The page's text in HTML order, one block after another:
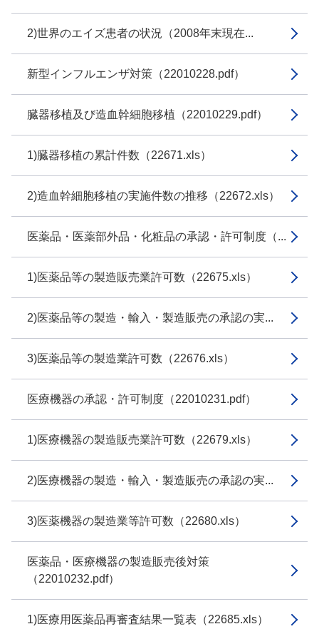
2)世界のエイズ患者の状況（2008年末現在...
新型インフルエンザ対策（22010228.pdf）
臓器移植及び造血幹細胞移植（22010229.pdf）
1)臓器移植の累計件数（22671.xls）
2)造血幹細胞移植の実施件数の推移（22672.xls）
医薬品・医薬部外品・化粧品の承認・許可制度（...
1)医薬品等の製造販売業許可数（22675.xls）
2)医薬品等の製造・輸入・製造販売の承認の実...
3)医薬品等の製造業許可数（22676.xls）
医療機器の承認・許可制度（22010231.pdf）
1)医療機器の製造販売業許可数（22679.xls）
2)医療機器の製造・輸入・製造販売の承認の実...
3)医薬機器の製造業等許可数（22680.xls）
医薬品・医療機器の製造販売後対策
（22010232.pdf）
1)医療用医薬品再審査結果一覧表（22685.xls）